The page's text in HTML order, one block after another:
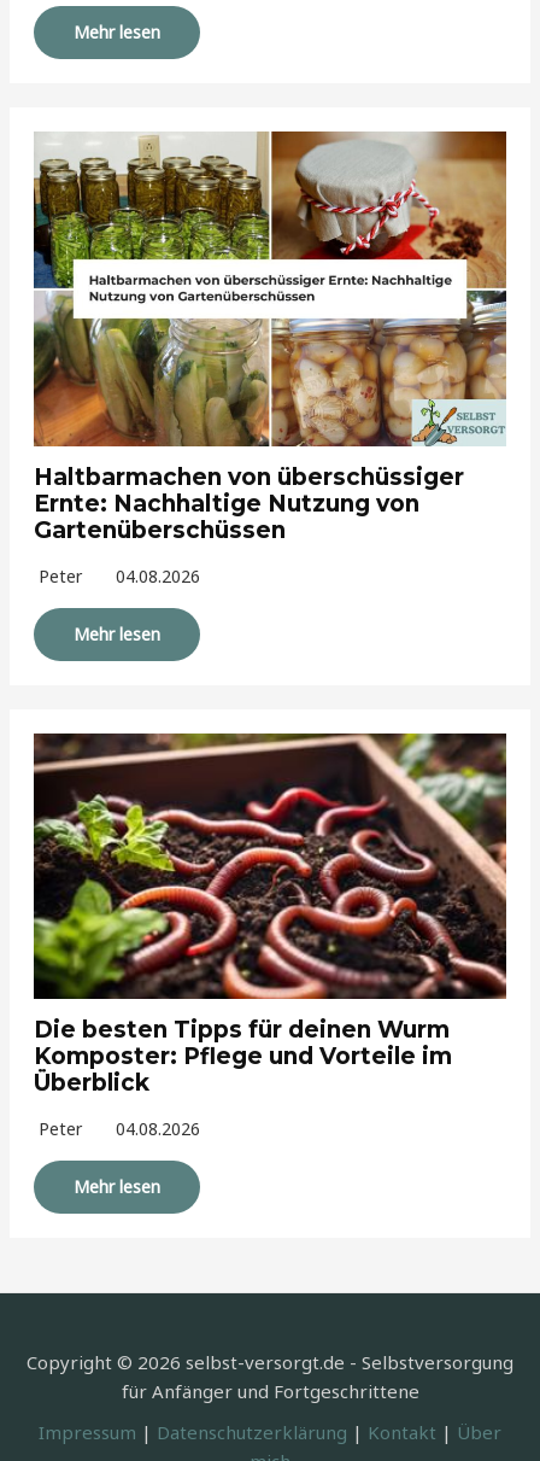
Mehr lesen
Haltbarmachen von überschüssiger
Ernte: Nachhaltige Nutzung von
Gartenüberschüssen
Peter 04.08.2026
Mehr lesen
Die besten Tipps für deinen Wurm
Komposter: Pflege und Vorteile im
Überblick
Peter 04.08.2026
Mehr lesen
Copyright © 2026 selbst-versorgt.de - Selbstversorgung
für Anfänger und Fortgeschrittene
Impressum | Datenschutzerklärung | Kontakt | Über